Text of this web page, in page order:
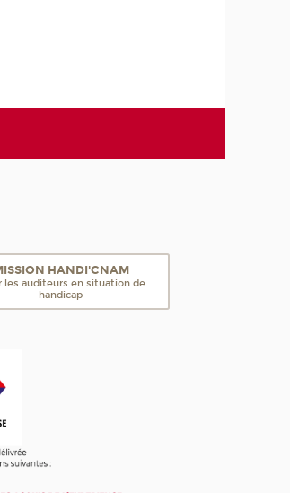
HANDI'CNAM
les auditeurs en situation de
handicap